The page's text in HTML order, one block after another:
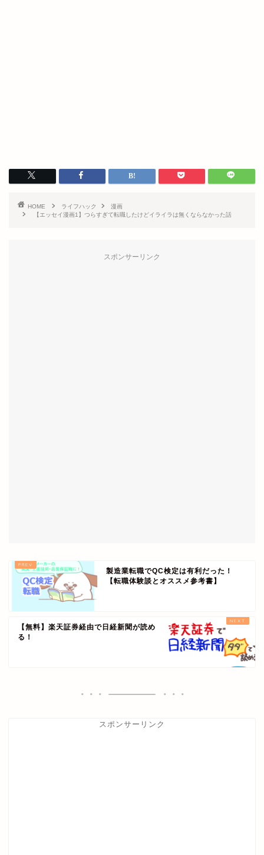
HOME ライフハック
漫画
【エッセイ漫画1】つらすぎて転職したけどイライラは無くならなかった話
スポンサーリンク
製造業転職でQC検定は有利だった！
【転職体験談とオススメ参考書】
【無料】楽天証券経由で日経新聞が読め
る！
スポンサーリンク